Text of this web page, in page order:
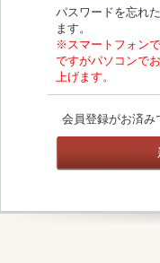
パスワードを忘れ
ます。
※スマートフォン
ですがパソコンで
上げます。
会員登録がお済み